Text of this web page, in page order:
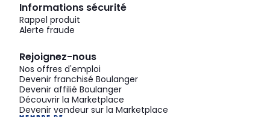
Informations sécurité
Rappel produit
Alerte fraude
Rejoignez-nous
Nos offres d'emploi
Devenir franchisé Boulanger
Devenir affilié Boulanger
Découvrir la Marketplace
Devenir vendeur sur la Marketplace